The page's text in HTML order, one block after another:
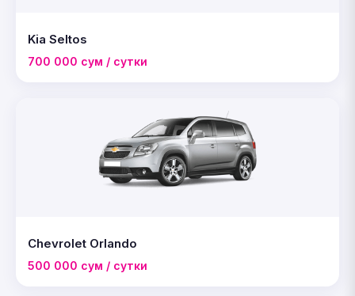
Kia Seltos
700 000 сум / сутки
Chevrolet Orlando
500 000 сум / сутки